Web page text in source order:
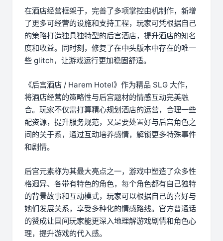
在酒店经营框架于，完善了多项掌控由机制作，新增
了更多可经营的设施和支持工程，玩家可凭根据自己
的策略打造独具独特型的后宫酒店，提升酒店的知名
度和收益。同时刻，修复了在中头版本中存在的唯一
些 glitch，让游戏运行更加稳固舒适。
《后宫酒店 / Harem Hotel》作为精品 SLG 大作，
将酒店经营的策略性与后宫题材的情感互动完美融
合。玩家不仅需打算精心规划酒店的运营，合理一些
配资源，提升服务规范，又是要处置好与后宫角色之
间的关于系，通过互动培养感情，解锁更多特殊事件
和剧情。
后宫元素称为其最大亮点之一，游戏中塑造了众多性
格迥异、各带有特色的角色，每个角色都有自己独特
的背景故事和互动模式，玩家可以根据自己的喜好与
她们发展关系，享受多种化的情感路线。官方普通话
的赞成让国间玩家能更深入地理解游戏剧情和角色心
理，提升游戏的代入感。